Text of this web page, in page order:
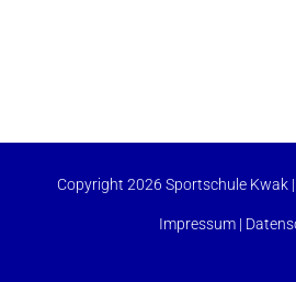
Copyright 2026 Sportschule Kwak
Impressum |